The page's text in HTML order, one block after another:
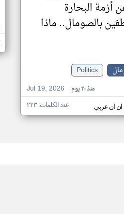
أزمة البحارة
بالصومال.. ماذا
Politics
Jul 19, 2026
منذ ٢٠ يوم
ان عربي عدد الكلمات: ٢٢٣